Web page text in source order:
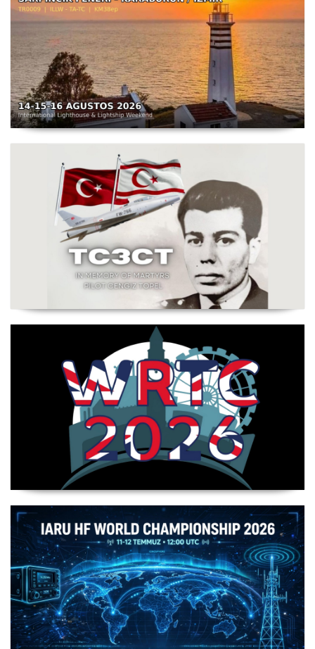
TC3X - Sarpıncık Feneri'nden ILLW'de Aktif Olacak - 14-
Şehit Pilot Yüzbaşı Cengiz Topel Anma Etkinliği
WRTC 2026 Şampiyonu Litvanya Takımı